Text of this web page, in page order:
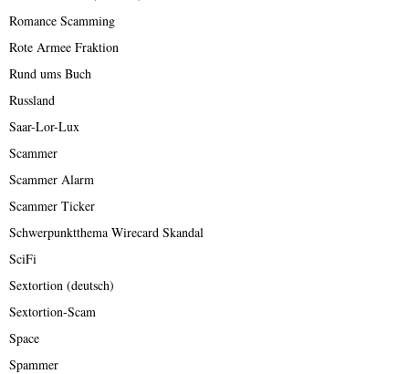
Romance Scamming
Rote Armee Fraktion
Rund ums Buch
Russland
Saar-Lor-Lux
Scammer
Scammer Alarm
Scammer Ticker
Schwerpunktthema Wirecard Skandal
SciFi
Sextortion (deutsch)
Sextortion-Scam
Space
Spammer